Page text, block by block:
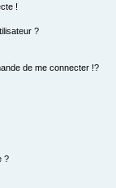
!
?
de me connecter !?
?